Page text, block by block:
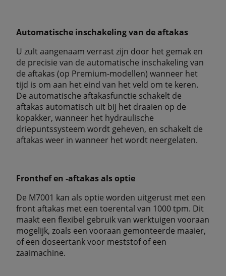
Automatische inschakeling van de aftakas
U zult aangenaam verrast zijn door het gemak en
de precisie van de automatische inschakeling van
de aftakas (op Premium-modellen) wanneer het
tijd is om aan het eind van het veld om te keren.
De automatische aftakasfunctie schakelt de
aftakas automatisch uit bij het draaien op de
kopakker, wanneer het hydraulische
driepuntssysteem wordt geheven, en schakelt de
aftakas weer in wanneer het wordt neergelaten.
Fronthef en -aftakas als optie
De M7001 kan als optie worden uitgerust met een
front aftakas met een toerental van 1000 tpm. Dit
maakt een flexibel gebruik van werktuigen vooraan
mogelijk, zoals een vooraan gemonteerde maaier,
of een doseertank voor meststof of een
zaaimachine.